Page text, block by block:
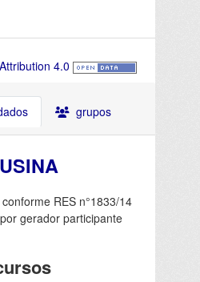
4.0
grupos
RES n°1833/14
gerador participante